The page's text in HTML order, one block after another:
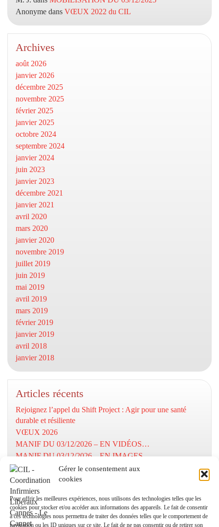
Gérer le consentement aux
cookies
Pour offrir les meilleures expériences, nous utilisons des technologies telles que les
cookies pour stocker et/ou accéder aux informations des appareils. Le fait de consentir
à ces technologies nous permettra de traiter des données telles que le comportement de
navigation ou les ID uniques sur ce site. Le fait de ne pas consentir ou de retirer son
Anonyme dans VŒUX 2022 du CIL
Archives
août 2026
janvier 2026
décembre 2025
novembre 2025
février 2025
janvier 2025
octobre 2024
septembre 2024
janvier 2024
juin 2023
janvier 2023
décembre 2021
janvier 2021
avril 2020
mars 2020
janvier 2020
novembre 2019
juillet 2019
juin 2019
mai 2019
avril 2019
mars 2019
février 2019
janvier 2019
avril 2018
janvier 2018
Articles récents
Rejoignez l’appel du Shift Project : Agir pour une santé
durable et résiliente
VŒUX 2026
MANIF DU 03/12/2026 – EN VIDÉOS…
MANIF DU 03/12/2026 – EN IMAGES…
MOBILISATION DU 03/12/2025
Numéros utiles
Coordination Infirmiers